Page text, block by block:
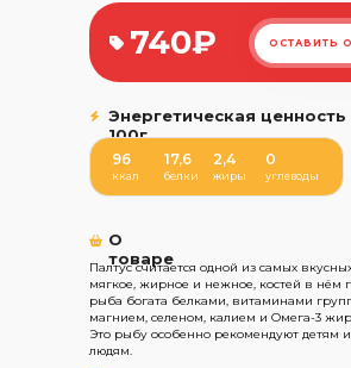
Энергетическая ценность
100г
О
товаре
ккал жиры
белки углеводы
96 2,4
17,6 0
Палтус считается одной из самых
мягкое, жирное и нежное, костей в нём
рыба богата белками, витаминами
магнием, селеном, калием и Омега-3
Это рыбу особенно рекомендуют детям
людям.
740₽ ОСТАВИТЬ